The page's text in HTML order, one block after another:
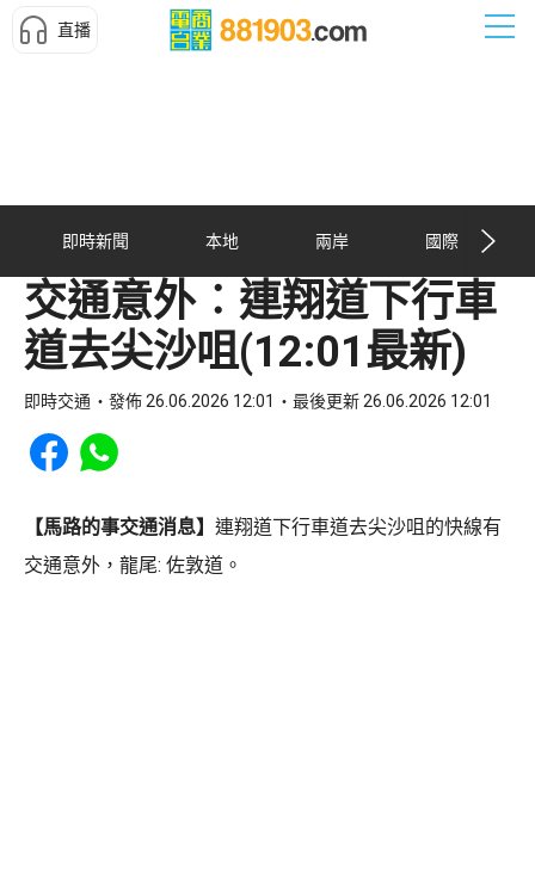
直播
即時新聞 本地 兩岸 國際
交通意外︰連翔道下行車
道去尖沙咀(12:01最新)
即時交通 發佈 26.06.2026 12:01 最後更新 26.06.2026 12:01
Share to Facebook
Share to WhatsApp
【馬路的事交通消息】 連翔道下行車道去尖沙咀的快線有
交通意外，龍尾: 佐敦道。